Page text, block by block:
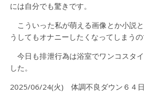
には自分でも驚きです。
こういった私が萌える画像とか小説
うしてもオナニーしたくなってしまうの
今日も排泄行為は浴室でワンコスタ
した。
2025/06/24(火) 体調不良ダウン６４